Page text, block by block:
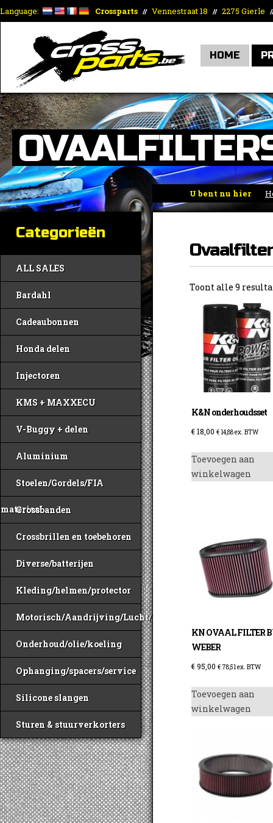
Language: Crossparts // Vennestraat 18 // 2275 Gierle
HOME
U bent nu hier
toebehoren»K&N
Categorieën
ALL SALES
Bardahl
Cadeaubonnen
Honda delen
Injectoren
KMS + MAXXECU
V-Buggy + delen
Aluminium
Stoelen/Gordels/FIA
materiaal
Crossbanden
Crossbrillen en toebehoren
Diverse/batterijen
Kleding/helmen/protector
Motorisch/Aandrijving/Lucht/Benzine
Onderhoud/olie/koeling
Ophanging/spacers/service
Silicone slangen
Sturen & stuurverkorters
Toont alle 9
K&N onderhoudsset
€18,00 € 14,88ex. BTW
Toevoegen aan
winkelwagen
KN OVAAL FILTER
WEBER
€95,00 € 78,51ex. BTW
Toevoegen aan
winkelwagen